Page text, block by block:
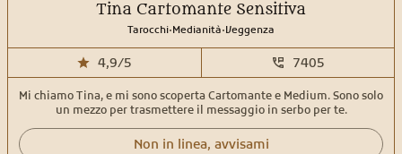
Tina Cartomante Sensitiva
Tarocchi.Medianità.Veggenza
4,9/5 7405
Mi chiamo Tina, e mi sono scoperta Cartomante e Medium. Sono solo
un mezzo per trasmettere il messaggio in serbo per te.
Non in linea, avvisami